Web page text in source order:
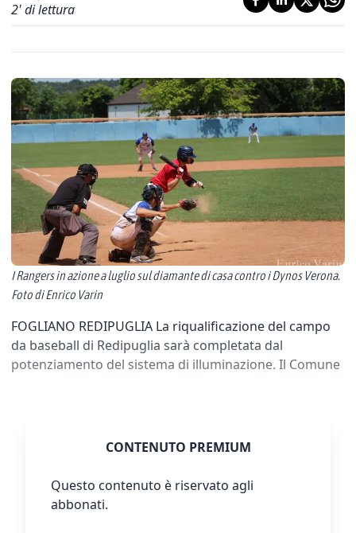
2' di lettura
I Rangers in azione a luglio sul diamante di casa contro i Dynos Verona.
Foto di Enrico Varin
FOGLIANO REDIPUGLIA La riqualificazione del campo
da baseball di Redipuglia sarà completata dal
potenziamento del sistema di illuminazione. Il Comune
CONTENUTO PREMIUM
Questo contenuto è riservato agli
abbonati.